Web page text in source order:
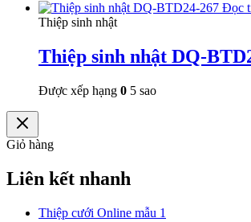
Đọc
Thiệp sinh nhật
Thiệp sinh nhật DQ-
Được xếp hạng 0 5 sao
Giỏ hàng
Liên kết nhanh
Thiệp cưới Online mẫu 1